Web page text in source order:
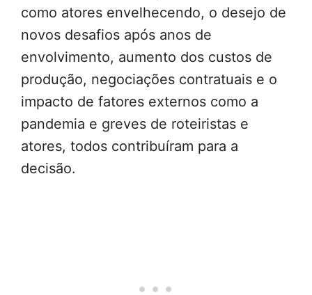
como atores envelhecendo, o desejo de
novos desafios após anos de
envolvimento, aumento dos custos de
produção, negociações contratuais e o
impacto de fatores externos como a
pandemia e greves de roteiristas e
atores, todos contribuíram para a
decisão.